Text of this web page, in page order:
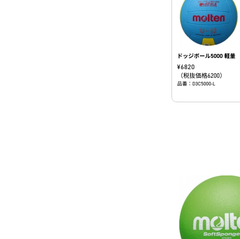
ドッジボール5000 軽量
¥6820
（税抜価格6200）
品番：D3C5000-L